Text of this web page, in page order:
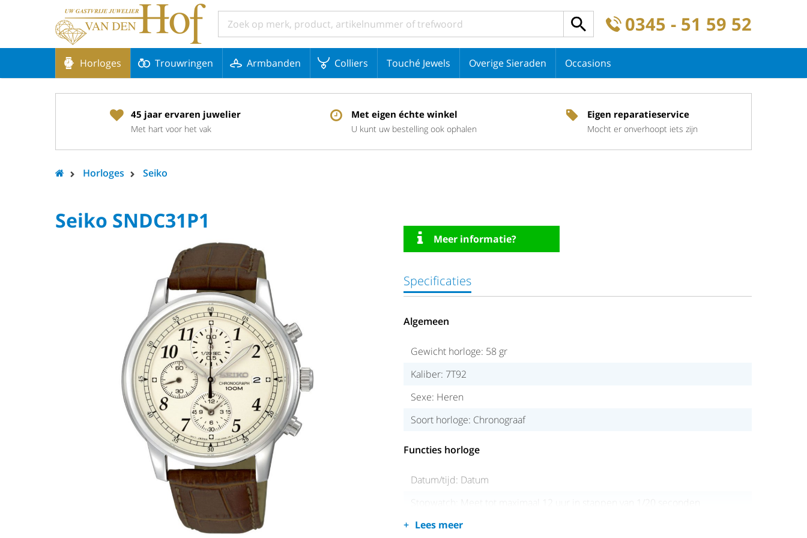
0345 - 51 59 52
Horloges Trouwringen Armbanden Colliers Touché Jewels Overige Sieraden Occasions
45 jaar ervaren juwelier
Met hart voor het vak
Met eigen échte winkel
U kunt uw bestelling ook ophalen
Eigen reparatieservice
Mocht er onverhoopt iets zijn
Horloges Seiko
Seiko SNDC31P1
Meer informatie?
Specificaties
Algemeen
Gewicht horloge: 58 gr
Kaliber: 7T92
Sexe: Heren
Soort horloge: Chronograaf
Functies horloge
Datum/tijd: Datum
Stopwatch: Meet tot maximaal 12 uur in stappen van 1/20 seconden
Waterdichtheid: Tot 100 meter
Lees meer